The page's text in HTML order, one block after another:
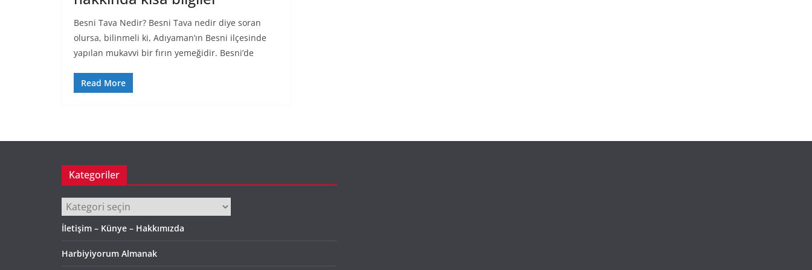
Besni Tava Nedir? Besni Tava nedir diye soran
olursa, bilinmeli ki, Adıyaman’ın Besni ilçesinde
yapılan mukavvi bir fırın yemeğidir. Besni’de
Read More
Kategoriler
Kategoriler
İletişim – Künye – Hakkımızda
Harbiyiyorum Almanak